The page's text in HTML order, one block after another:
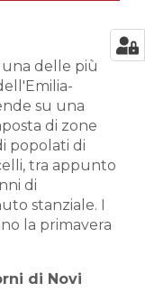
una delle più
su una
di zone
popolati di
tra appunto
di
stanziale. I
la primavera
di Novi